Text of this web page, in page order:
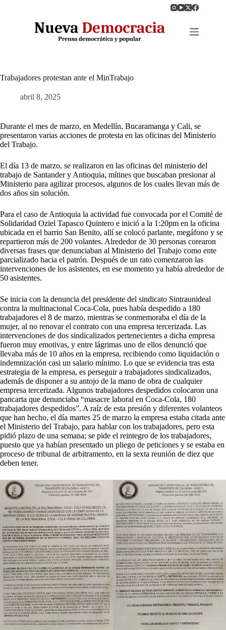
Trabajadores protestan ante el MinTrabajo
abril 8, 2025
Durante el mes de marzo, en Medellín, Bucaramanga y Cali, se
presentaron varias acciones de protesta en las oficinas del Ministerio
del Trabajo.
El día 13 de marzo, se realizaron en las oficinas del ministerio del
trabajo de Santander y Antioquia, mítines que buscaban presionar al
Ministerio para agilizar procesos, algunos de los cuales llevan más de
dos años sin solución.
Para el caso de Antioquia la actividad fue convocada por el Comité de
Solidaridad Oziel Tapasco Quintero e inició a la 1:20pm en la oficina
ubicada en el barrio San Benito, allí se colocó parlante, megáfono y se
repartieron más de 200 volantes. Alrededor de 30 personas corearon
diversas frases que denunciaban al Ministerio del Trabajo como ente
parcializado hacia el patrón. Después de un rato comenzaron las
intervenciones de los asistentes, en ese momento ya había alrededor de
50 asistentes.
Se inicia con la denuncia del presidente del sindicato Sintraunideal
contra la multinacional Coca-Cola, pues había despedido a 180
trabajadores el 8 de marzo, mientras se conmemoraba el día de la
mujer, al no renovar el contrato con una empresa tercerizada. Las
intervenciones de dos sindicalizados pertenecientes a dicha empresa
fueron muy emotivas, y entre lágrimas uno de ellos denunció que
llevaba más de 10 años en la empresa, recibiendo como liquidación o
indemnización casi un salario mínimo. Lo que se evidencia tras esta
estrategia de la empresa, es perseguir a trabajadores sindicalizados,
además de disponer a su antojo de la mano de obra de cualquier
empresa tercerizada. Algunos trabajadores despedidos colocaron una
pancarta que denunciaba “masacre laboral en Coca-Cola, 180
trabajadores despedidos”. A raíz de esta presión y diferentes volanteos
que han hecho, el día martes 25 de marzo la empresa estaba citada ante
el Ministerio del Trabajo, para hablar con los trabajadores, pero esta
pidió plazo de una semana; se pide el reintegro de los trabajadores,
puesto que ya habían presentado un pliego de peticiones y se estaba en
proceso de tribunal de arbitramento, en la sexta reunión de diez que
deben tener.